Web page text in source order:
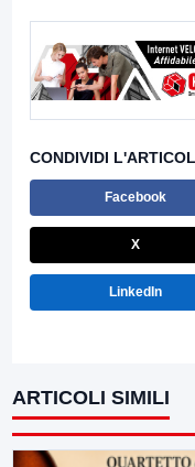
CONDIVIDI
Facebook
X
LinkedIn
ARTICOLI SIMILI